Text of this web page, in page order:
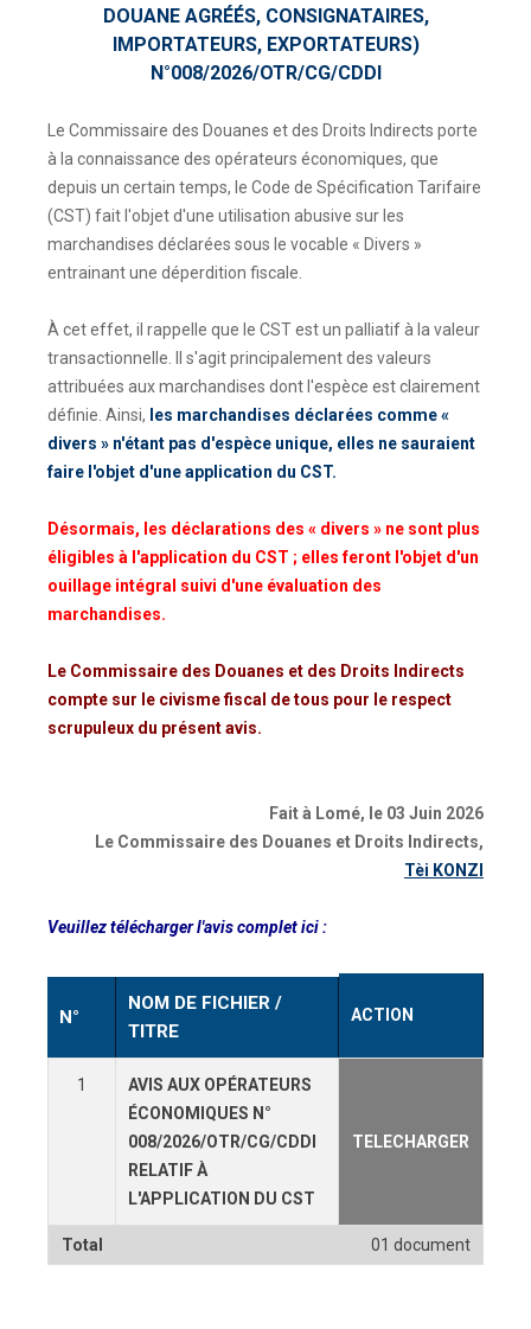
DOCUMENTATION
Toute la Documentation
Contactez OTR
DOUANE AGRÉÉS, CONSIGNATAIRES,
IMPORTATEURS, EXPORTATEURS)
N°008/2026/OTR/CG/CDDI
Le Commissaire des Douanes et des Droits Indirects porte
à la connaissance des opérateurs économiques, que
depuis un certain temps, le Code de Spécification Tarifaire
(CST) fait l'objet d'une utilisation abusive sur les
marchandises déclarées sous le vocable « Divers »
entrainant une déperdition fiscale.
À cet effet, il rappelle que le CST est un palliatif à la valeur
transactionnelle. Il s'agit principalement des valeurs
attribuées aux marchandises dont l'espèce est clairement
définie. Ainsi, les marchandises déclarées comme «
divers » n'étant pas d'espèce unique, elles ne sauraient
faire l'objet d'une application du CST.
Désormais, les déclarations des « divers » ne sont plus
éligibles à l'application du CST ; elles feront l'objet d'un
ouillage intégral suivi d'une évaluation des
marchandises.
Le Commissaire des Douanes et des Droits Indirects
compte sur le civisme fiscal de tous pour le respect
scrupuleux du présent avis.
Fait à Lomé, le 03 Juin 2026
Le Commissaire des Douanes et Droits Indirects,
Tèi KONZI
Veuillez télécharger l'avis complet ici :
N°
NOM DE FICHIER /
TITRE
ACTION
Total 01 document
1
AVIS AUX OPÉRATEURS
ÉCONOMIQUES N°
008/2026/OTR/CG/CDDI
RELATIF À
L'APPLICATION DU CST
TELECHARGER